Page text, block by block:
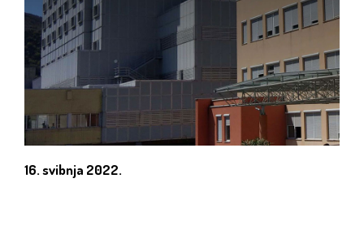
16. svibnja 2022.